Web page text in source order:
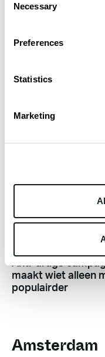
Selection
Necessary
Preferences
Statistics
Marketing
Cannabis
Anti-drugs
maakt wiet alleen
populairder
Amsterdam